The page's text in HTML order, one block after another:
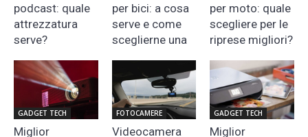
podcast: quale
attrezzatura
serve?
per bici: a cosa
serve e come
sceglierne una
per moto: quale
scegliere per le
riprese migliori?
GADGET TECH
Miglior
FOTOCAMERE
Videocamera
GADGET TECH
Miglior